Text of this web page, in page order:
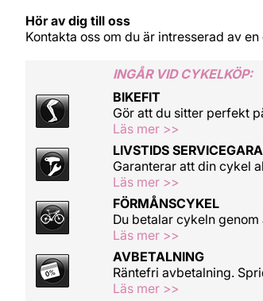
Hör av dig till oss
Kontakta oss om du är intresserad av
INGÅR VID CYKELKÖP:
BIKEFIT
Gör att du sitter perfekt
Läs mer >>
LIVSTIDS
Garanterar att din cykel
Läs mer >>
FÖRMÅNSCYKEL
Du betalar cykeln
Läs mer >>
AVBETALNING
Räntefri avbetalning.
Läs mer >>